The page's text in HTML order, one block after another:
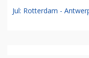
Jul: Rotterdam -